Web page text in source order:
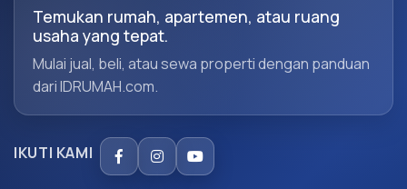
Temukan rumah, apartemen, atau ruang
usaha yang tepat.
Mulai jual, beli, atau sewa properti dengan panduan
dari IDRUMAH.com.
IKUTI KAMI